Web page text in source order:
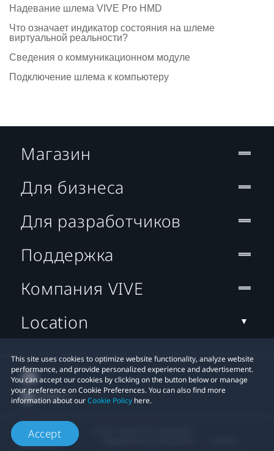
Надевание шлема VIVE Pro HMD
Что означает индикатор состояния на шлеме
виртуальной реальности?
Сведения о коммуникационном модуле
Подключение шлема к компьютеру
This site uses cookies to optimize website functionality, analyze website
performance, and provide personalized experience and advertisement.
You can accept our cookies by clicking on the button below or manage
your preference on Cookie Preferences. You can also find more
information about ourCookie Policy here.
Accept
Магазин
Для бизнеса
Для разработчиков
Поддержка
Компания VIVE
Location